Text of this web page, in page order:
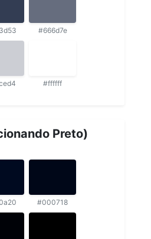
#666d7e
#ffffff
Preto)
#000718